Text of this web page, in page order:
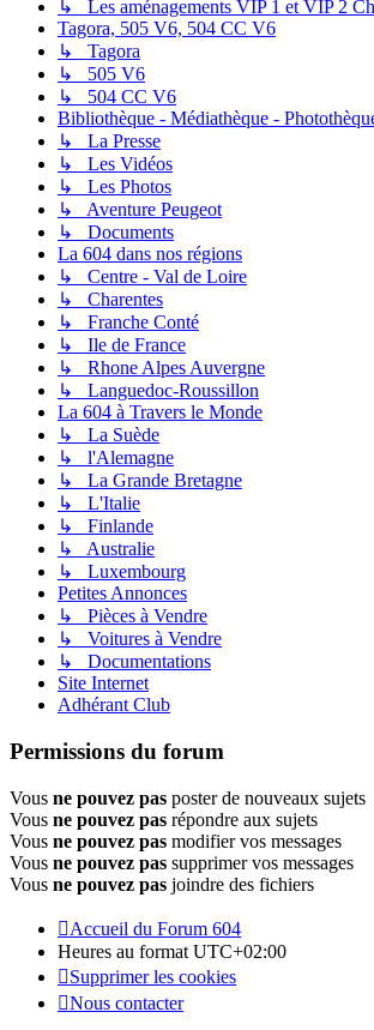
↳ Les aménagements VIP 1 et VIP 2
Tagora, 505 V6, 504 CC V6
↳ Tagora
↳ 505 V6
↳ 504 CC V6
Bibliothèque - Médiathèque -
↳ La Presse
↳ Les Vidéos
↳ Les Photos
↳ Aventure Peugeot
↳ Documents
La 604 dans nos régions
↳ Centre - Val de Loire
↳ Charentes
↳ Franche Conté
↳ Ile de France
↳ Rhone Alpes Auvergne
↳ Languedoc-Roussillon
La 604 à Travers le Monde
↳ La Suède
↳ l'Alemagne
↳ La Grande Bretagne
↳ L'Italie
↳ Finlande
↳ Australie
↳ Luxembourg
Petites Annonces
↳ Pièces à Vendre
↳ Voitures à Vendre
↳ Documentations
Site Internet
Adhérant Club
Permissions du forum
Vous ne pouvez pas poster de nouveaux sujets
Vous ne pouvez pas répondre aux sujets
Vous ne pouvez pas modifier vos messages
Vous ne pouvez pas supprimer vos messages
Vous ne pouvez pas joindre des fichiers
Accueil du Forum 604
Heures au format UTC+02:00
Supprimer les cookies
Nous contacter